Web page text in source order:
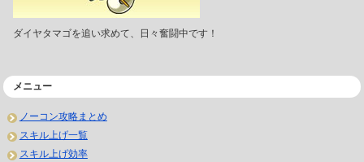
ダイヤタマゴを追い求めて、日々奮闘中です！
メニュー
ノーコン攻略まとめ
スキル上げ一覧
スキル上げ効率